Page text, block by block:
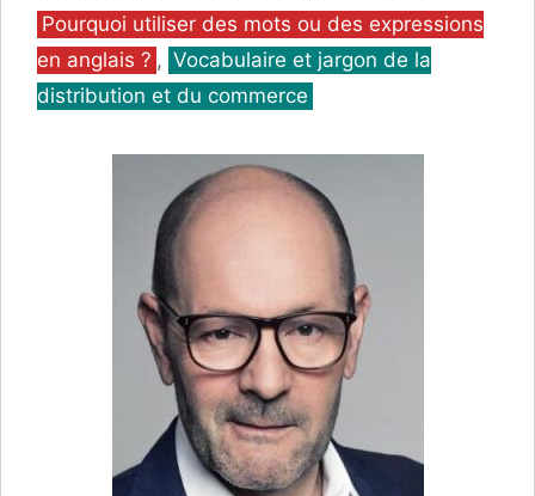
Catégories
Pourquoi utiliser des mots ou des expressions
en anglais ? , Vocabulaire et jargon de la
distribution et du commerce